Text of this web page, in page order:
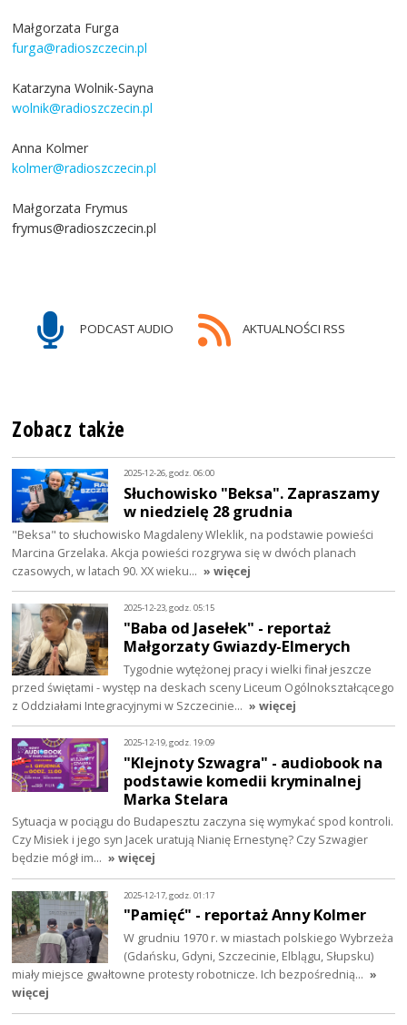
Małgorzata Furga
furga@radioszczecin.pl
Katarzyna Wolnik-Sayna
wolnik@radioszczecin.pl
Anna Kolmer
kolmer@radioszczecin.pl
Małgorzata Frymus
frymus@radioszczecin.pl
PODCAST AUDIO AKTUALNOŚCI RSS
Zobacz także
2025-12-26, godz. 06:00
Słuchowisko "Beksa". Zapraszamy
w niedzielę 28 grudnia
"Beksa" to słuchowisko Magdaleny Wleklik, na podstawie powieści
Marcina Grzelaka. Akcja powieści rozgrywa się w dwóch planach
czasowych, w latach 90. XX wieku… » więcej
2025-12-23, godz. 05:15
"Baba od Jasełek" - reportaż
Małgorzaty Gwiazdy-Elmerych
Tygodnie wytężonej pracy i wielki finał jeszcze
przed świętami - występ na deskach sceny Liceum Ogólnokształcącego
z Oddziałami Integracyjnymi w Szczecinie… » więcej
2025-12-19, godz. 19:09
"Klejnoty Szwagra" - audiobook na
podstawie komedii kryminalnej
Marka Stelara
Sytuacja w pociągu do Budapesztu zaczyna się wymykać spod kontroli.
Czy Misiek i jego syn Jacek uratują Nianię Ernestynę? Czy Szwagier
będzie mógł im… » więcej
2025-12-17, godz. 01:17
"Pamięć" - reportaż Anny Kolmer
W grudniu 1970 r. w miastach polskiego Wybrzeża
(Gdańsku, Gdyni, Szczecinie, Elblągu, Słupsku)
miały miejsce gwałtowne protesty robotnicze. Ich bezpośrednią… »
więcej